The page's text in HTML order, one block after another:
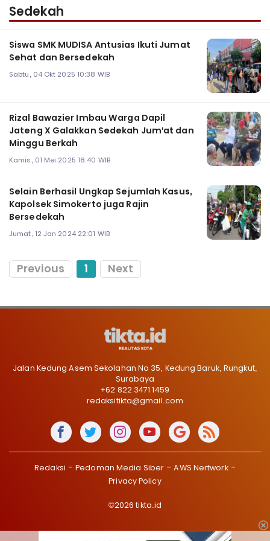
Sedekah
Siswa SMK MUDISA Antusias Ikuti Jumat
Sehat dan Bersedekah
Sabtu, 04 Okt 2025 10:38 WIB
Rizal Bawazier Imbau Warga Dapil
Jateng X Galakkan Sedekah Jum'at dan
Minggu Berkah
Kamis, 01 Mei 2025 18:40 WIB
Selain Berhasil Ungkap Sejumlah Kasus,
Kapolsek Simokerto juga Rajin
Bersedekah
Jumat, 12 Jan 2024 22:01 WIB
Previous 1 Next
Jalan Kedung Asem Sekolahan No 35, Kedung Baruk, Rungkut,
Surabaya
+62 822 3471 1459
redaksitikta@gmail.com
Redaksi Pedoman Media Siber
AWS Nertwork
Privacy Policy
©2026 tikta.id